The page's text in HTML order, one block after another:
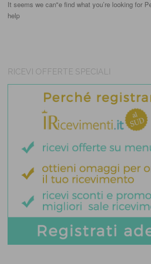
It seems we can"e find what you’re looking for
help
RICEVI OFFERTE SPECIALI